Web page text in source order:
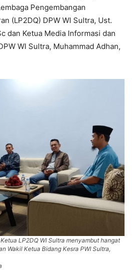
Pengembangan
(LP2DQ) DPW WI Sultra, Ust.
dan Ketua Media Informasi dan
WI Sultra, Muhammad Adhan,
LP2DQ WI Sultra menyambut hangat
Wakil Ketua Bidang Kesra PWI Sultra,